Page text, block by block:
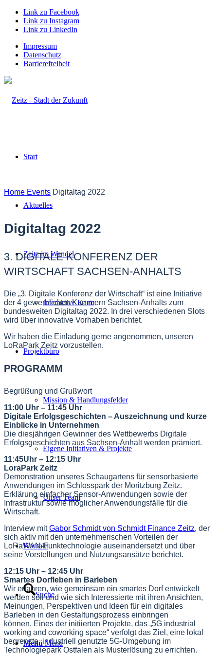
Link zu Facebook
Link zu Instagram
Link zu LinkedIn
Impressum
Datenschutz
Barrierefreiheit
Start
Aktuelles
Zeitz im Wandel
Interaktive Karte
Projektbüro
Mission & Handlungsfelder
Eigene Initiativen & Projekte
Unser Team
Kontakt
Suche
Menü Menü
Home Events Digitaltag 2022
Digitaltag 2022
3. DIGITALE KONFERENZ DER
WIRTSCHAFT SACHSEN-ANHALTS
Die „3. Digitale Konferenz der Wirtschaft“ ist eine Initiative
der 4 gewerblichen Kammern Sachsen-Anhalts zum
bundesweiten Digitaltag 2022. In drei verschiedenen Slots
wird über innovative Vorhaben berichtet.
Wir haben die Einladung gerne angenommen, unseren
LoRaPark Zeitz vorzustellen.
PROGRAMM
Begrüßung und Grußwort
11:00 Uhr – 11:45 Uhr
Digitale Erfolgsgeschichten – Auszeichnung und kurze
Einblicke in Unternehmen
Die diesjährigen Gewinner des Wettbewerbs Digitale
Erfolgsgeschichten aus Sachsen-Anhalt werden prämiert.
11:45Uhr – 12:15 Uhr
LoraPark Zeitz
Demonstration unseres Schaugartens für sensorbasierte
Anwendungen im Schlosspark der Moritzburg Zeitz.
Erklärung einfacher Sensor-Anwendungen sowie der
Infrastruktur sowie möglicher Anwendungsfälle für die
Wirtschaft.
Interview mitGabor Schmidt von Schmidt Finance Zeitz, der
sich aktiv mit den unternehmerischen Vorteilen der
LoRaWAN-Funktechnologie auseinandersetzt und über
seine Vorstellungen und Nutzungsansätze berichtet.
12:15 Uhr – 12:45 Uhr
Smartes Dorfleben in Barleben
Wir erfahren, wie gemeinsam ein smartes Dorf entwickelt
werden soll und wie sich Interessierte mit ihren Ansichten,
Meinungen, Perspektiven und Ideen für ein digitales
Barleben in den Gestaltungsprozess einbringen
können. Eines der initiierten Projekte, das „5G industrial
working and coworking space“ verfolgt das Ziel, eine lokal
begrenzte, industriell genutzte 5G-Umgebung im
Technologiepark Ostfalen als Musterlösung zu errichten.